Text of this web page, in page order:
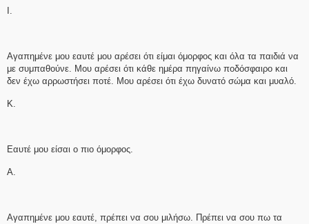
Ι.
Αγαπημένε μου εαυτέ μου αρέσει ότι είμαι όμορφος και όλα τα παιδιά να
με συμπαθούνε. Μου αρέσει ότι κάθε ημέρα πηγαίνω ποδόσφαιρο και
δεν έχω αρρωστήσει ποτέ. Μου αρέσει ότι έχω δυνατό σώμα και μυαλό.
Κ.
Εαυτέ μου είσαι ο πιο όμορφος.
Α.
Αγαπημένε μου εαυτέ, πρέπει να σου μιλήσω. Πρέπει να σου πω τα